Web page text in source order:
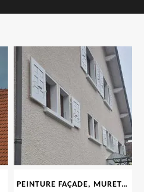
PEINTURE FAÇADE, MURET, TOITURE, BOISERIE, FERRONERIE, GOUTTIÈRE 69